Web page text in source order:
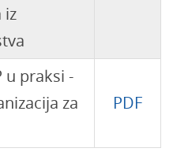
iz
u praksi -
za
PDF